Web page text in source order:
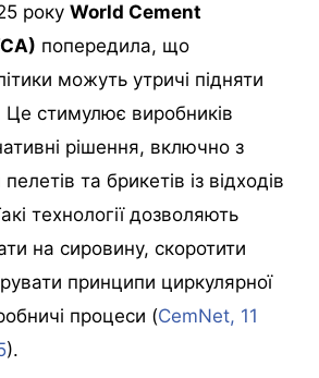
рокуWorld Cement
попередила, що
можуть утричі підняти
Це стимулює виробників
рішення, включно з
та брикетів із відходів
технології дозволяють
на сировину, скоротити
принципи циркулярної
процеси (CemNet, 11
).